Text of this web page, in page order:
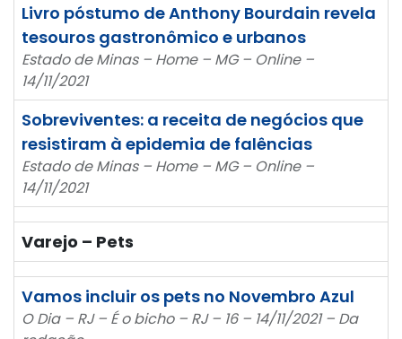
Livro póstumo de Anthony Bourdain revela
tesouros gastronômico e urbanos
Estado de Minas – Home – MG – Online –
14/11/2021
Sobreviventes: a receita de negócios que
resistiram à epidemia de falências
Estado de Minas – Home – MG – Online –
14/11/2021
Varejo – Pets
Vamos incluir os pets no Novembro Azul
O Dia – RJ – É o bicho – RJ – 16 – 14/11/2021 – Da